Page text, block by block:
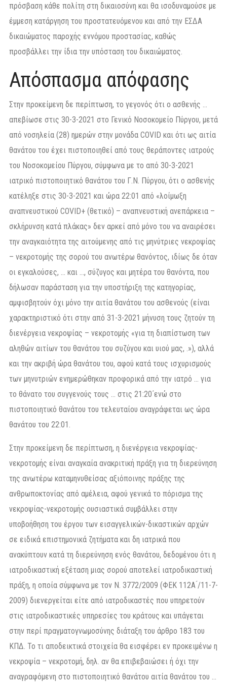
πρόσβαση κάθε πολίτη στη δικαιοσύνη και θα ισοδυναμούσε με
έμμεση κατάργηση του προστατευόμενου και από την ΕΣΔΑ
δικαιώματος παροχής εννόμου προστασίας, καθώς
προσβάλλει την ίδια την υπόσταση του δικαιώματος.
Απόσπασμα απόφασης
Στην προκείμενη δε περίπτωση, το γεγονός ότι ο ασθενής …
απεβίωσε στις 30-3-2021 στο Γενικό Νοσοκομείο Πύργου, μετά
από νοσηλεία (28) ημερών στην μονάδα COVID και ότι ως αιτία
θανάτου του έχει πιστοποιηθεί από τους θεράποντες ιατρούς
του Νοσοκομείου Πύργου, σύμφωνα με το από 30-3-2021
ιατρικό πιστοποιητικό θανάτου του Γ.Ν. Πύργου, ότι ο ασθενής
κατέληξε στις 30-3-2021 και ώρα 22:01 από «λοίμωξη
αναπνευστικού COVID+ (θετικό) – αναπνευστική ανεπάρκεια –
σκλήρυνση κατά πλάκας» δεν αρκεί από μόνο του να αναιρέσει
την αναγκαιότητα της αιτούμενης από τις μηνύτριες νεκροψίας
– νεκροτομής της σορού του ανωτέρω θανόντος, ιδίως δε όταν
οι εγκαλούσες, … και …, σύζυγος και μητέρα του θανόντα, που
δήλωσαν παράσταση για την υποστήριξη της κατηγορίας,
αμφισβητούν όχι μόνο την αιτία θανάτου του ασθενούς (είναι
χαρακτηριστικό ότι στην από 31-3-2021 μήνυση τους ζητούν τη
διενέργεια νεκροψίας – νεκροτομής «για τη διαπίστωση των
αληθών αιτίων του θανάτου του συζύγου και υιού μας, .»), αλλά
και την ακριβή ώρα θανάτου του, αφού κατά τους ισχυρισμούς
των μηνυτριών ενημερώθηκαν προφορικά από την ιατρό … για
το θάνατο του συγγενούς τους … στις 21:20΄ενώ στο
πιστοποιητικό θανάτου του τελευταίου αναγράφεται ως ώρα
θανάτου του 22:01.
Στην προκείμενη δε περίπτωση, η διενέργεια νεκροψίας-
νεκροτομής είναι αναγκαία ανακριτική πράξη για τη διερεύνηση
της ανωτέρω καταμηνυθείσας αξιόποινης πράξης της
ανθρωποκτονίας από αμέλεια, αφού γενικά το πόρισμα της
νεκροψίας-νεκροτομής ουσιαστικά συμβάλλει στην
υποβοήθηση του έργου των εισαγγελικών-δικαστικών αρχών
σε ειδικά επιστημονικά ζητήματα και δη ιατρικά που
ανακύπτουν κατά τη διερεύνηση ενός θανάτου, δεδομένου ότι η
ιατροδικαστική εξέταση μιας σορού αποτελεί ιατροδικαστική
πράξη, η οποία σύμφωνα με τον Ν. 3772/2009 (ΦΕΚ 112Α ́/11-7-
2009) διενεργείται είτε από ιατροδικαστές που υπηρετούν
στις ιατροδικαστικές υπηρεσίες του κράτους και υπάγεται
στην περί πραγματογνωμοσύνης διάταξη του άρθρο 183 του
ΚΠΔ. Το τι αποδεικτικά στοιχεία θα εισφέρει εν προκειμένω η
νεκροψία – νεκροτομή, δηλ. αν θα επιβεβαιώσει ή όχι την
αναγραφόμενη στο πιστοποιητικό θανάτου αιτία θανάτου του …